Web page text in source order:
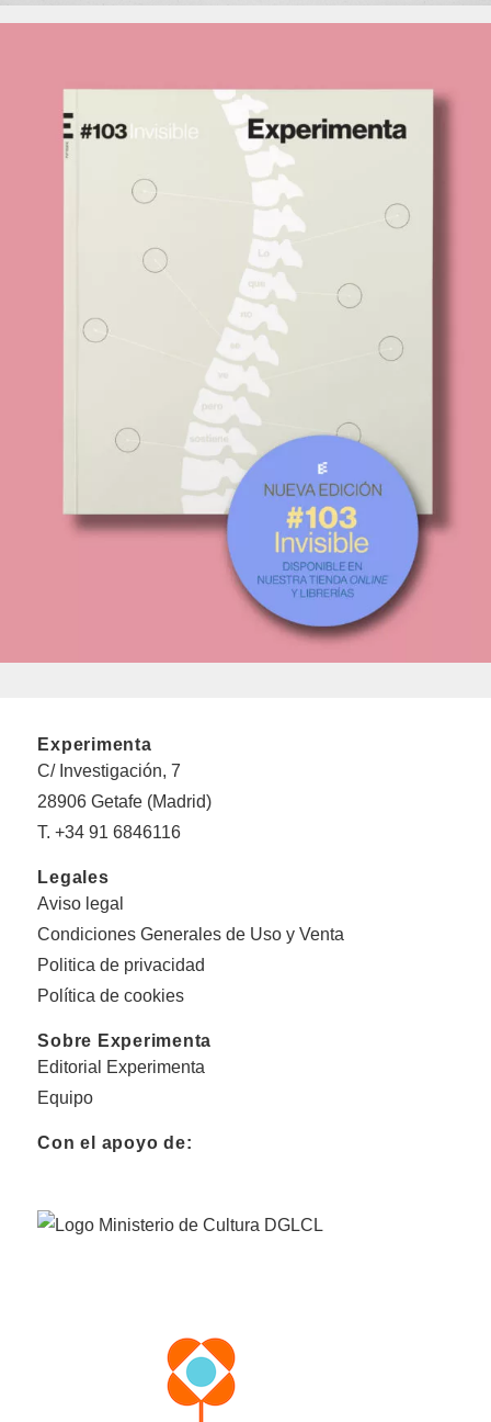
Experimenta
C/ Investigación, 7
28906 Getafe (Madrid)
T. +34 91 6846116
Legales
Aviso legal
Condiciones Generales de Uso y Venta
Politica de privacidad
Política de cookies
Sobre Experimenta
Editorial Experimenta
Equipo
Con el apoyo de: